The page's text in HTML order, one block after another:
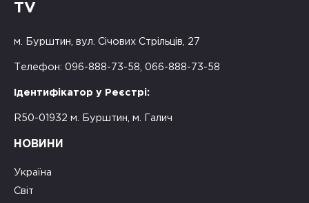
TV
м. Бурштин, вул. Січових Стрільців, 27
Телефон: 096-888-73-58, 066-888-73-58
Ідентифікатор у Реєстрі:
R50-01932 м. Бурштин, м. Галич
НОВИНИ
Україна
Світ